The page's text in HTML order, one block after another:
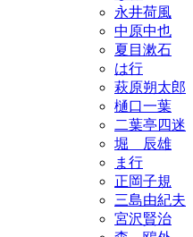
永井荷風
中原中也
夏目漱石
は行
萩原朔太郎
樋口一葉
二葉亭四迷
堀 辰雄
ま行
正岡子規
三島由紀夫
宮沢賢治